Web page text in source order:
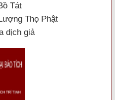
Tát
Thọ Phật
dịch giả